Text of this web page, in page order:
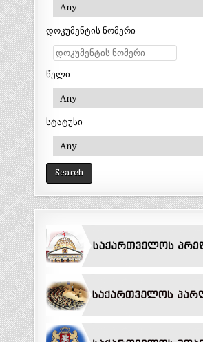
დოკუმენტის ნომერი
წელი
სტატუსი